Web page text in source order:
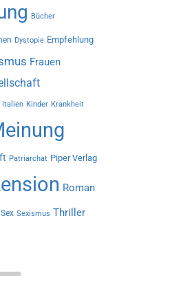
Bücher
Dystopie Empfehlung
Frauen
Italien Kinder Krankheit
Patriarchat Piper Verlag
Roman
Sex Sexismus Thriller